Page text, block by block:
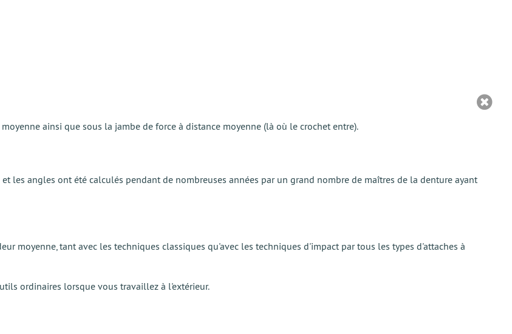
ainsi que sous la jambe de force à distance moyenne (là où le crochet entre).
les angles ont été calculés pendant de nombreuses années par un grand nombre de maîtres de la denture ayant
moyenne, tant avec les techniques classiques qu'avec les techniques d'impact par tous les types d'attaches à
ordinaires lorsque vous travaillez à l'extérieur.